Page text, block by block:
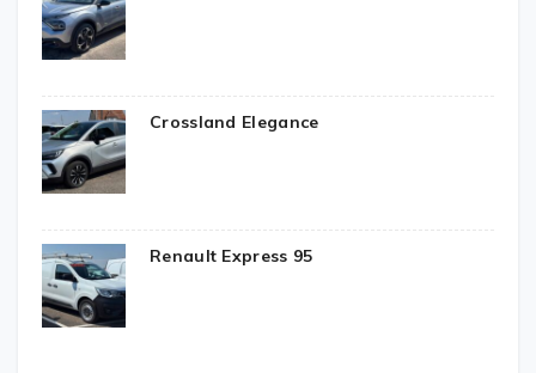
Crossland Elegance
Renault Express 95